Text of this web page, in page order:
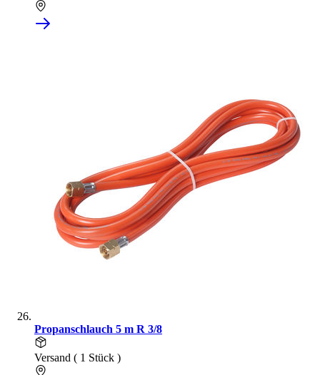
Propanschlauch 5 m R 3/8
Versand ( 1 Stück )